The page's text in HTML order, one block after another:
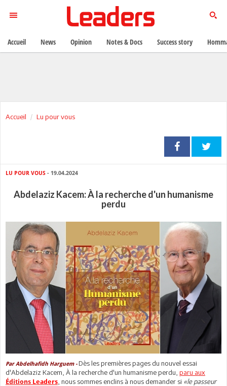
Accueil Lu pour vous
LU POUR VOUS - 19.04.2024
Abdelaziz Kacem: À la recherche d'un humanisme
perdu
Par Abdelhafidh Harguem -Dès les premières pages du nouvel essai
d'Abdelaziz Kacem, À la recherche d'un humanisme perdu, paru aux
Éditions Leaders , nous sommes enclins à nous demander si «le passeur
Accueil News Opinion Notes & Docs Success story